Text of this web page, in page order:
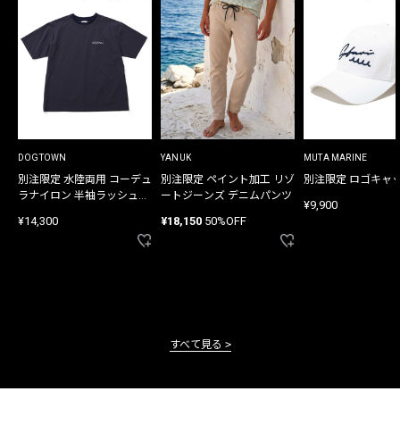
DOGTOWN
別注限定 水陸両用 コーデュ
ラナイロン 半袖ラッシュガ
¥14,300
YANUK
別注限定 ペイント加工 リゾ
ートジーンズ デニムパンツ
¥18,150 50%OFF
MUTA MARINE
別注限定 ロゴキャ
¥9,900
すべて見る